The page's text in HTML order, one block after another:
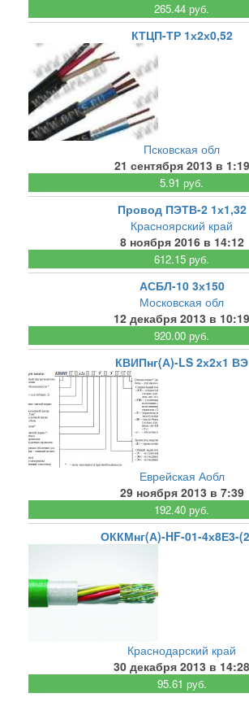
265.44 руб.
КТЦП-ТР 1х2х0,52
Псковская обл
21 сентября 2013 в 1:19
5.91 руб.
Провод ПЭТВ-2 1х1,32
Красноярский край
8 ноября 2016 в 14:12
612.15 руб.
АСБЛ-10 3х150
Московская обл
12 декабря 2013 в 10:19
920.00 руб.
КВИПнг(А)-LS 2х2х1 ВЭ
Еврейская Аобл
29 ноября 2013 в 7:39
192.40 руб.
ОККМнг(А)-HF-01-4х8Е3-
Краснодарский край
30 декабря 2013 в 14:28
95.61 руб.